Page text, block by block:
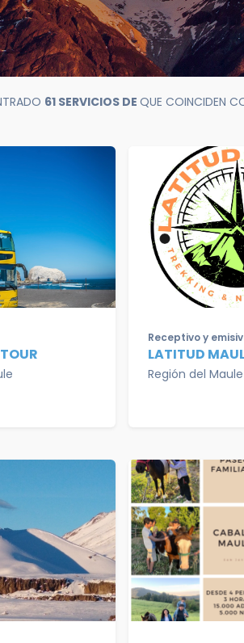
61 SERVICIOS DE QUE COINCIDEN
Receptivo y
LATITUD
Región del Maule